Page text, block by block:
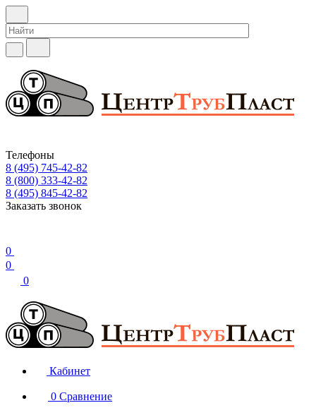
Телефоны
8 (495) 745-42-82
8 (800) 333-42-82
8 (495) 845-42-82
Заказать звонок
0
0
0
Кабинет
0 Сравнение